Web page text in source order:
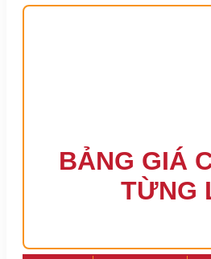
BẢNG GIÁ
TỪNG